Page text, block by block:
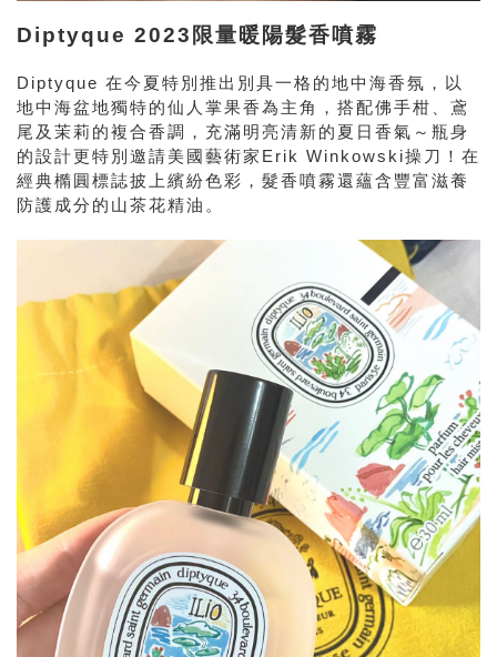
Diptyque 2023限量暖陽髮香噴霧
Diptyque 在今夏特別推出別具一格的地中海香氛，以
地中海盆地獨特的仙人掌果香為主角，搭配佛手柑、鳶
尾及茉莉的複合香調，充滿明亮清新的夏日香氣～瓶身
的設計更特別邀請美國藝術家Erik Winkowski操刀！在
經典橢圓標誌披上繽紛色彩，髮香噴霧還蘊含豐富滋養
防護成分的山茶花精油。